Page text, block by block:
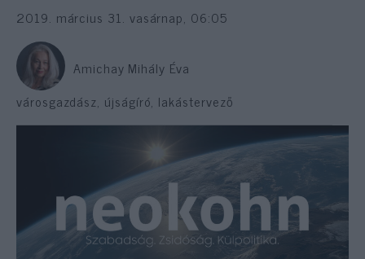
2019. március 31. vasárnap, 06:05
Amichay Mihály Éva
városgazdász, újságíró, lakástervező